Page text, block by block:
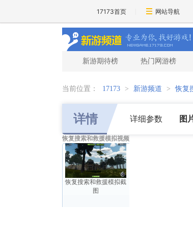
17173首页 网站导航
新游期待榜 热门网游榜
当前位置： 17173 > 新游频道 > 恢复
详情 详细参数 图
恢复搜索和救援模拟视频
恢复搜索和救援模拟截
图